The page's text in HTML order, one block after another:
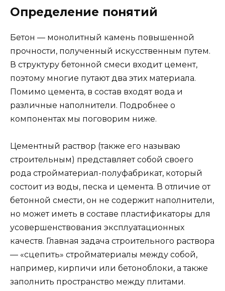
Определение понятий
Бетон — монолитный камень повышенной
прочности, полученный искусственным путем.
В структуру бетонной смеси входит цемент,
поэтому многие путают два этих материала.
Помимо цемента, в состав входят вода и
различные наполнители. Подробнее о
компонентах мы поговорим ниже.
Цементный раствор (также его называю
строительным) представляет собой своего
рода стройматериал-полуфабрикат, который
состоит из воды, песка и цемента. В отличие от
бетонной смести, он не содержит наполнители,
но может иметь в составе пластификаторы для
усовершенствования эксплуатационных
качеств. Главная задача строительного раствора
— «сцепить» стройматериалы между собой,
например, кирпичи или бетоноблоки, а также
заполнить пространство между плитами.